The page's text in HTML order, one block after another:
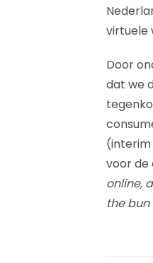
virtuele
Door
dat we
(interim
voor de
online,
the